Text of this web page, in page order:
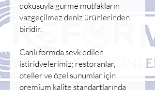
dokusuyla gurme mutfakların
vazgeçilmez deniz ürünlerinden
biridir.
Canlı formda sevk edilen
istiridyelerimiz; restoranlar,
oteller ve özel sunumlar için
premium kalite standartlarında